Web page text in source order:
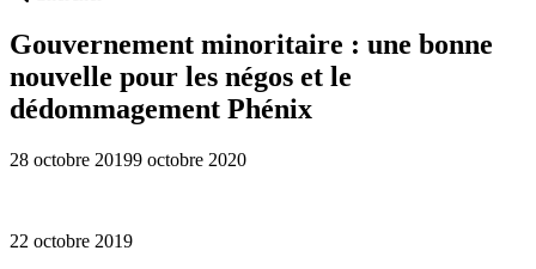
Gouvernement minoritaire : une bonne
nouvelle pour les négos et le
dédommagement Phénix
28 octobre 20199 octobre 2020
22 octobre 2019